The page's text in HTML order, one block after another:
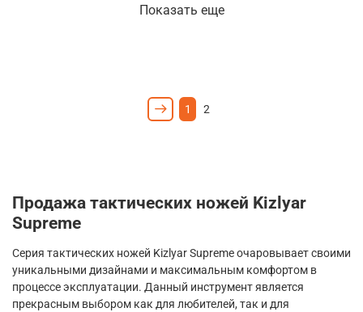
Показать еще
1 2
Продажа тактических ножей Kizlyar
Supreme
Серия тактических ножей KizlyarSupremeочаровывает своими
уникальными дизайнами и максимальным комфортом в
процессе эксплуатации. Данный инструмент является
прекрасным выбором как для любителей, так и для